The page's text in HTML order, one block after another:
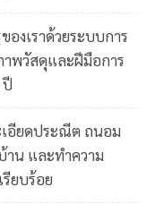
องเราด้วยระบบการ
พวัสดุและฝีมือการ
ปี
อียดประณีต ถนอม
าน และทำความ
ยบร้อย